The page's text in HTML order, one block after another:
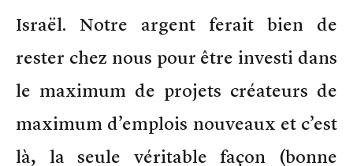
Israël. Notre argent ferait bien de
rester chez nous pour être investi dans
le maximum de projets créateurs de
maximum d’emplois nouveaux et c’est
là, la seule véritable façon (bonne